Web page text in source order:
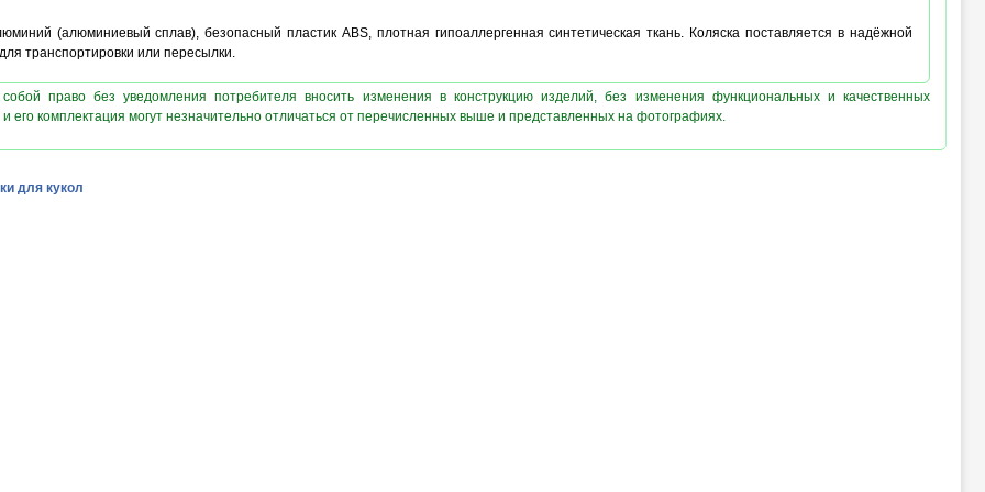
(алюминиевый сплав), безопасный пластик ABS, плотная гипоаллергенная синтетическая ткань. Коляска поставляется в надёжной
транспортировки или пересылки.
право без уведомления потребителя вносить изменения в конструкцию изделий, без изменения функциональных и качественных
его комплектация могут незначительно отличаться от перечисленных выше и представленных на фотографиях.
для кукол